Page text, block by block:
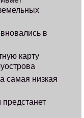
в
карту
самая низкая